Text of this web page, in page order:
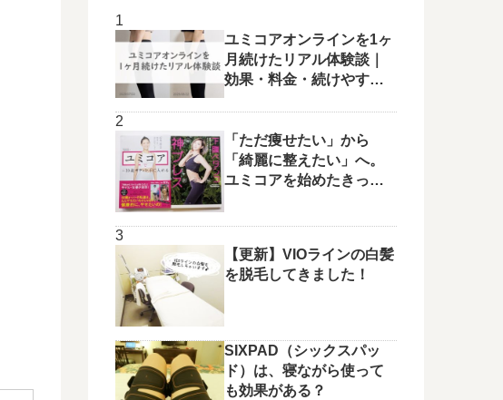
ユミコアオンラインを1ヶ
月続けたリアル体験談｜
効果・料金・続けやすさ
「ただ痩せたい」から
「綺麗に整えたい」へ。
ユミコアを始めたきっか
【更新】VIOラインの白髪
を脱毛してきました！
SIXPAD（シックスパッ
ド）は、寝ながら使って
も効果がある？